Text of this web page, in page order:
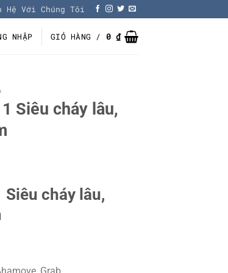
Hệ Với Chúng Tôi
NHẬP GIỎ HÀNG / 0₫
Siêu cháy lâu,
Siêu cháy lâu,
Grab